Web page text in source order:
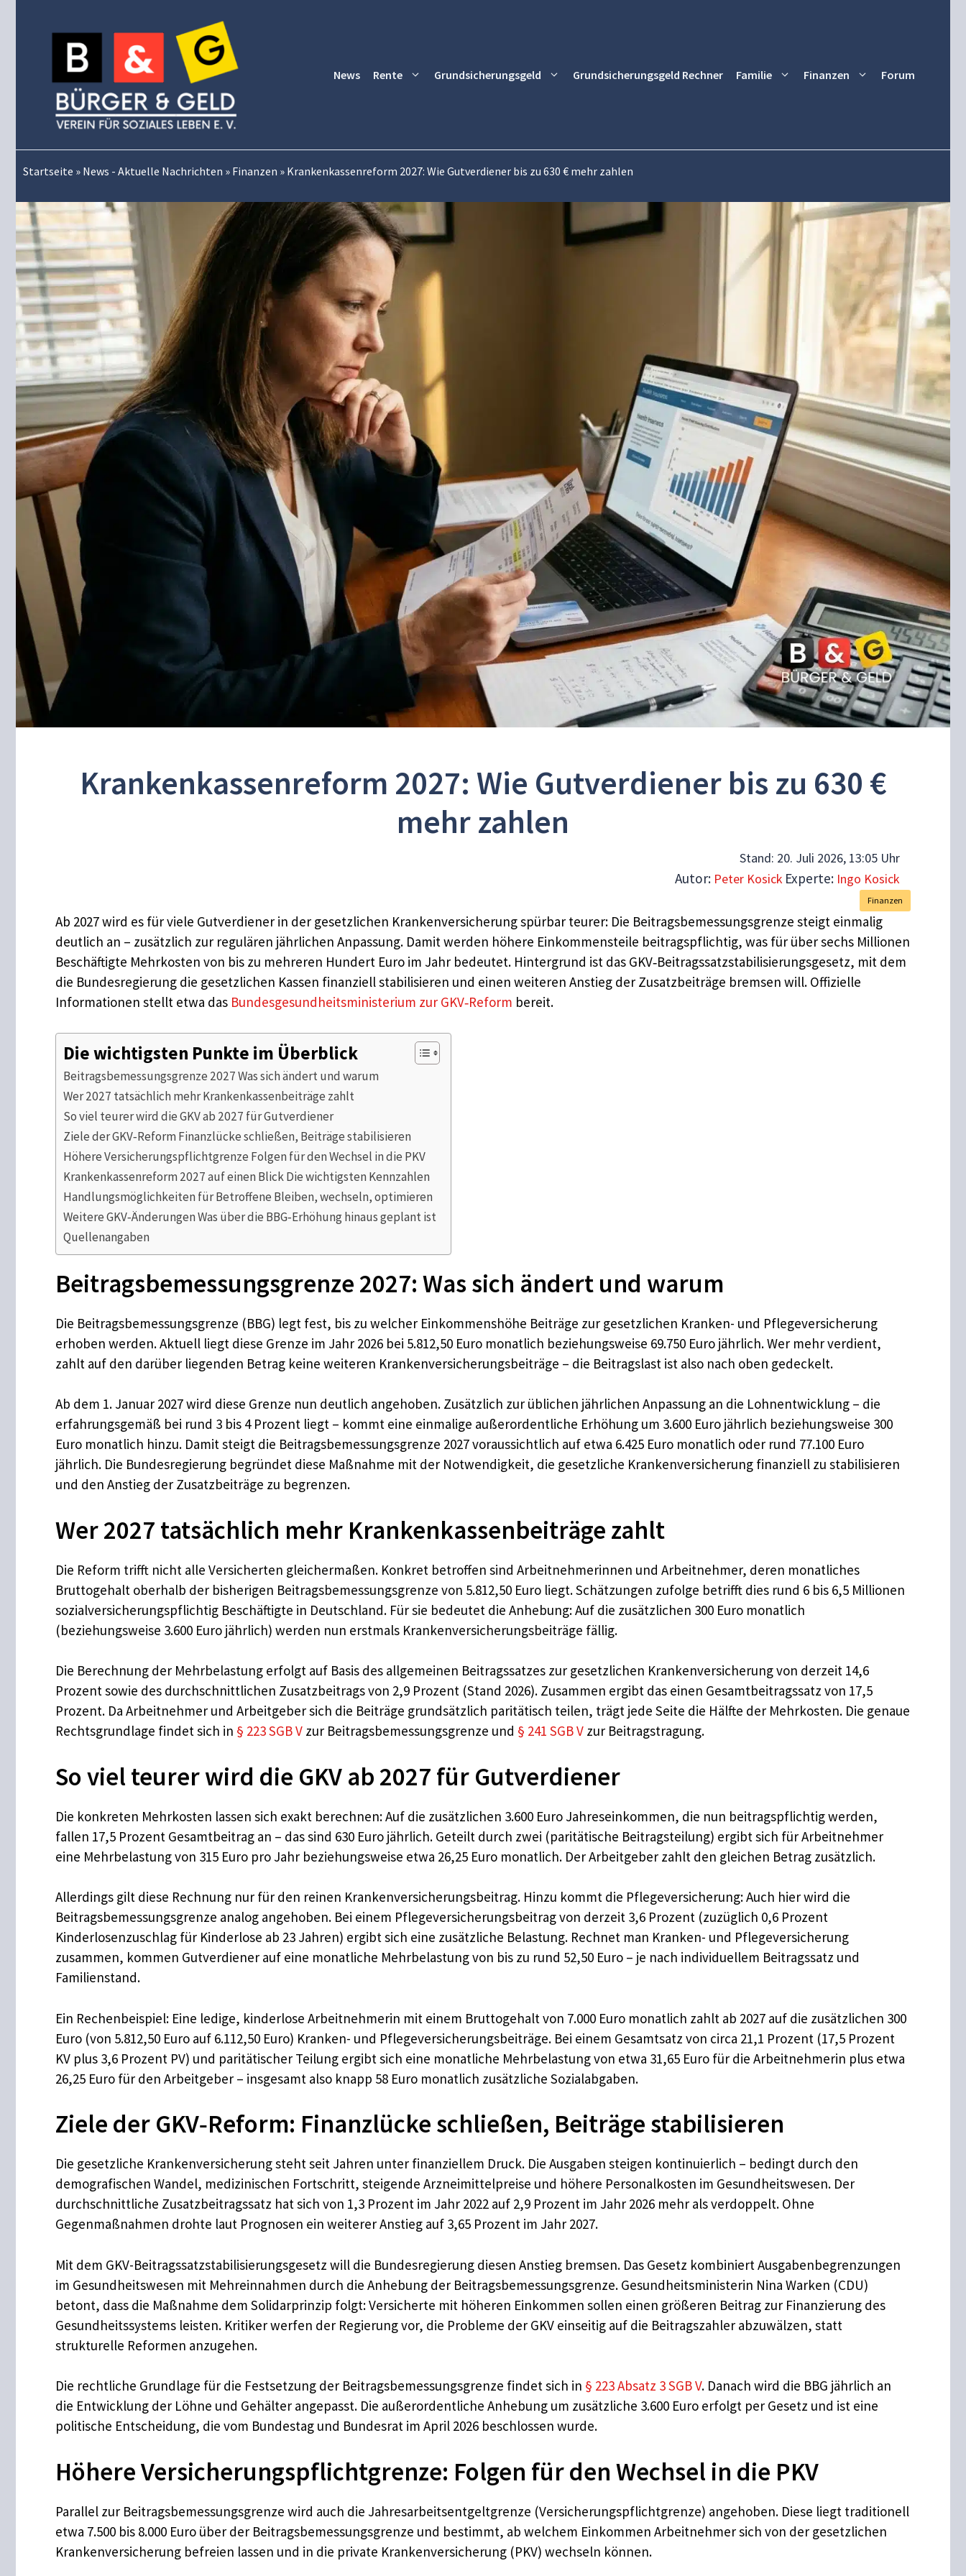
News Rente Grundsicherungsgeld Grundsicherungsgeld Rechner Familie Finanzen Forum
Startseite » News - Aktuelle Nachrichten » Finanzen » Krankenkassenreform 2027: Wie Gutverdiener bis zu 630 € mehr zahlen
Krankenkassenreform 2027: Wie Gutverdiener bis zu 630 €
mehr zahlen
Stand: 20. Juli 2026, 13:05 Uhr
Autor: Peter Kosick Experte: Ingo Kosick
Finanzen
Ab 2027 wird es für viele Gutverdiener in der gesetzlichen Krankenversicherung spürbar teurer: Die Beitragsbemessungsgrenze steigt einmalig
deutlich an – zusätzlich zur regulären jährlichen Anpassung. Damit werden höhere Einkommensteile beitragspflichtig, was für über sechs Millionen
Beschäftigte Mehrkosten von bis zu mehreren Hundert Euro im Jahr bedeutet. Hintergrund ist das GKV‑Beitragssatzstabilisierungsgesetz, mit dem
die Bundesregierung die gesetzlichen Kassen finanziell stabilisieren und einen weiteren Anstieg der Zusatzbeiträge bremsen will. Offizielle
Informationen stellt etwa das Bundesgesundheitsministerium zur GKV‑Reform bereit.
Die wichtigsten Punkte im Überblick
Beitragsbemessungsgrenze 2027 Was sich ändert und warum
Wer 2027 tatsächlich mehr Krankenkassenbeiträge zahlt
So viel teurer wird die GKV ab 2027 für Gutverdiener
Ziele der GKV‑Reform Finanzlücke schließen, Beiträge stabilisieren
Höhere Versicherungspflichtgrenze Folgen für den Wechsel in die PKV
Krankenkassenreform 2027 auf einen Blick Die wichtigsten Kennzahlen
Handlungsmöglichkeiten für Betroffene Bleiben, wechseln, optimieren
Weitere GKV‑Änderungen Was über die BBG‑Erhöhung hinaus geplant ist
Quellenangaben
Beitragsbemessungsgrenze 2027: Was sich ändert und warum
Die Beitragsbemessungsgrenze (BBG) legt fest, bis zu welcher Einkommenshöhe Beiträge zur gesetzlichen Kranken- und Pflegeversicherung
erhoben werden. Aktuell liegt diese Grenze im Jahr 2026 bei 5.812,50 Euro monatlich beziehungsweise 69.750 Euro jährlich. Wer mehr verdient,
zahlt auf den darüber liegenden Betrag keine weiteren Krankenversicherungsbeiträge – die Beitragslast ist also nach oben gedeckelt.
Ab dem 1. Januar 2027 wird diese Grenze nun deutlich angehoben. Zusätzlich zur üblichen jährlichen Anpassung an die Lohnentwicklung – die
erfahrungsgemäß bei rund 3 bis 4 Prozent liegt – kommt eine einmalige außerordentliche Erhöhung um 3.600 Euro jährlich beziehungsweise 300
Euro monatlich hinzu. Damit steigt die Beitragsbemessungsgrenze 2027 voraussichtlich auf etwa 6.425 Euro monatlich oder rund 77.100 Euro
jährlich. Die Bundesregierung begründet diese Maßnahme mit der Notwendigkeit, die gesetzliche Krankenversicherung finanziell zu stabilisieren
und den Anstieg der Zusatzbeiträge zu begrenzen.
Wer 2027 tatsächlich mehr Krankenkassenbeiträge zahlt
Die Reform trifft nicht alle Versicherten gleichermaßen. Konkret betroffen sind Arbeitnehmerinnen und Arbeitnehmer, deren monatliches
Bruttogehalt oberhalb der bisherigen Beitragsbemessungsgrenze von 5.812,50 Euro liegt. Schätzungen zufolge betrifft dies rund 6 bis 6,5 Millionen
sozialversicherungspflichtig Beschäftigte in Deutschland. Für sie bedeutet die Anhebung: Auf die zusätzlichen 300 Euro monatlich
(beziehungsweise 3.600 Euro jährlich) werden nun erstmals Krankenversicherungsbeiträge fällig.
Die Berechnung der Mehrbelastung erfolgt auf Basis des allgemeinen Beitragssatzes zur gesetzlichen Krankenversicherung von derzeit 14,6
Prozent sowie des durchschnittlichen Zusatzbeitrags von 2,9 Prozent (Stand 2026). Zusammen ergibt das einen Gesamtbeitragssatz von 17,5
Prozent. Da Arbeitnehmer und Arbeitgeber sich die Beiträge grundsätzlich paritätisch teilen, trägt jede Seite die Hälfte der Mehrkosten. Die genaue
Rechtsgrundlage findet sich in § 223 SGB V zur Beitragsbemessungsgrenze und § 241 SGB V zur Beitragstragung.
So viel teurer wird die GKV ab 2027 für Gutverdiener
Die konkreten Mehrkosten lassen sich exakt berechnen: Auf die zusätzlichen 3.600 Euro Jahreseinkommen, die nun beitragspflichtig werden,
fallen 17,5 Prozent Gesamtbeitrag an – das sind 630 Euro jährlich. Geteilt durch zwei (paritätische Beitragsteilung) ergibt sich für Arbeitnehmer
eine Mehrbelastung von 315 Euro pro Jahr beziehungsweise etwa 26,25 Euro monatlich. Der Arbeitgeber zahlt den gleichen Betrag zusätzlich.
Allerdings gilt diese Rechnung nur für den reinen Krankenversicherungsbeitrag. Hinzu kommt die Pflegeversicherung: Auch hier wird die
Beitragsbemessungsgrenze analog angehoben. Bei einem Pflegeversicherungsbeitrag von derzeit 3,6 Prozent (zuzüglich 0,6 Prozent
Kinderlosenzuschlag für Kinderlose ab 23 Jahren) ergibt sich eine zusätzliche Belastung. Rechnet man Kranken- und Pflegeversicherung
zusammen, kommen Gutverdiener auf eine monatliche Mehrbelastung von bis zu rund 52,50 Euro – je nach individuellem Beitragssatz und
Familienstand.
Ein Rechenbeispiel: Eine ledige, kinderlose Arbeitnehmerin mit einem Bruttogehalt von 7.000 Euro monatlich zahlt ab 2027 auf die zusätzlichen 300
Euro (von 5.812,50 Euro auf 6.112,50 Euro) Kranken- und Pflegeversicherungsbeiträge. Bei einem Gesamtsatz von circa 21,1 Prozent (17,5 Prozent
KV plus 3,6 Prozent PV) und paritätischer Teilung ergibt sich eine monatliche Mehrbelastung von etwa 31,65 Euro für die Arbeitnehmerin plus etwa
26,25 Euro für den Arbeitgeber – insgesamt also knapp 58 Euro monatlich zusätzliche Sozialabgaben.
Ziele der GKV‑Reform: Finanzlücke schließen, Beiträge stabilisieren
Die gesetzliche Krankenversicherung steht seit Jahren unter finanziellem Druck. Die Ausgaben steigen kontinuierlich – bedingt durch den
demografischen Wandel, medizinischen Fortschritt, steigende Arzneimittelpreise und höhere Personalkosten im Gesundheitswesen. Der
durchschnittliche Zusatzbeitragssatz hat sich von 1,3 Prozent im Jahr 2022 auf 2,9 Prozent im Jahr 2026 mehr als verdoppelt. Ohne
Gegenmaßnahmen drohte laut Prognosen ein weiterer Anstieg auf 3,65 Prozent im Jahr 2027.
Mit dem GKV-Beitragssatzstabilisierungsgesetz will die Bundesregierung diesen Anstieg bremsen. Das Gesetz kombiniert Ausgabenbegrenzungen
im Gesundheitswesen mit Mehreinnahmen durch die Anhebung der Beitragsbemessungsgrenze. Gesundheitsministerin Nina Warken (CDU)
betont, dass die Maßnahme dem Solidarprinzip folgt: Versicherte mit höheren Einkommen sollen einen größeren Beitrag zur Finanzierung des
Gesundheitssystems leisten. Kritiker werfen der Regierung vor, die Probleme der GKV einseitig auf die Beitragszahler abzuwälzen, statt
strukturelle Reformen anzugehen.
Die rechtliche Grundlage für die Festsetzung der Beitragsbemessungsgrenze findet sich in § 223 Absatz 3 SGB V. Danach wird die BBG jährlich an
die Entwicklung der Löhne und Gehälter angepasst. Die außerordentliche Anhebung um zusätzliche 3.600 Euro erfolgt per Gesetz und ist eine
politische Entscheidung, die vom Bundestag und Bundesrat im April 2026 beschlossen wurde.
Höhere Versicherungspflichtgrenze: Folgen für den Wechsel in die PKV
Parallel zur Beitragsbemessungsgrenze wird auch die Jahresarbeitsentgeltgrenze (Versicherungspflichtgrenze) angehoben. Diese liegt traditionell
etwa 7.500 bis 8.000 Euro über der Beitragsbemessungsgrenze und bestimmt, ab welchem Einkommen Arbeitnehmer sich von der gesetzlichen
Krankenversicherung befreien lassen und in die private Krankenversicherung (PKV) wechseln können.